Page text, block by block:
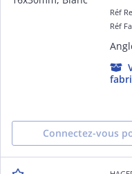
Réf
Réf
Connectez-vous